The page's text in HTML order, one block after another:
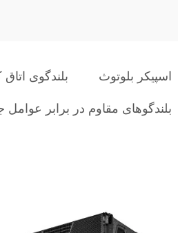
اسپیکر بلوتوث بلندگوی
بلندگوهای مقاوم در برابر عوامل